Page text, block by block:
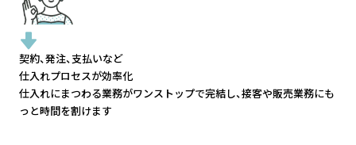
契約、発注、支払いなど
仕入れプロセスが効率化
仕入れにまつわる業務がワンストップで完結し、接客や販売業務にも
っと時間を割けます